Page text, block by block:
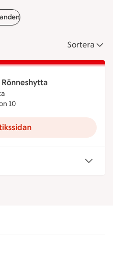
Sortera
Rönneshytta har stängt
10